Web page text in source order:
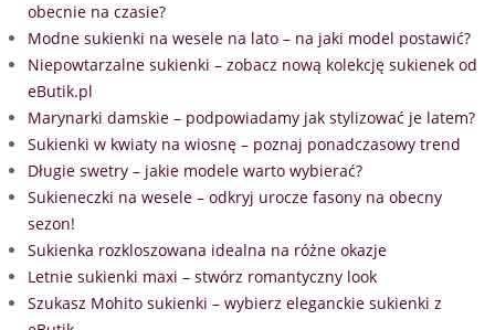
obecnie na czasie?
Modne sukienki na wesele na lato – na jaki model postawić?
Niepowtarzalne sukienki – zobacz nową kolekcję sukienek od
eButik.pl
Marynarki damskie – podpowiadamy jak stylizować je latem?
Sukienki w kwiaty na wiosnę – poznaj ponadczasowy trend
Długie swetry – jakie modele warto wybierać?
Sukieneczki na wesele – odkryj urocze fasony na obecny
sezon!
Sukienka rozkloszowana idealna na różne okazje
Letnie sukienki maxi – stwórz romantyczny look
Szukasz Mohito sukienki – wybierz eleganckie sukienki z